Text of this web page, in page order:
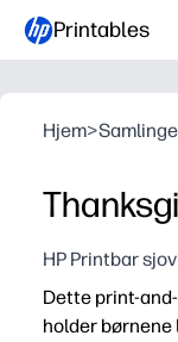
Printables
Hjem>
HP Printbar
Dette print-
holder børnene